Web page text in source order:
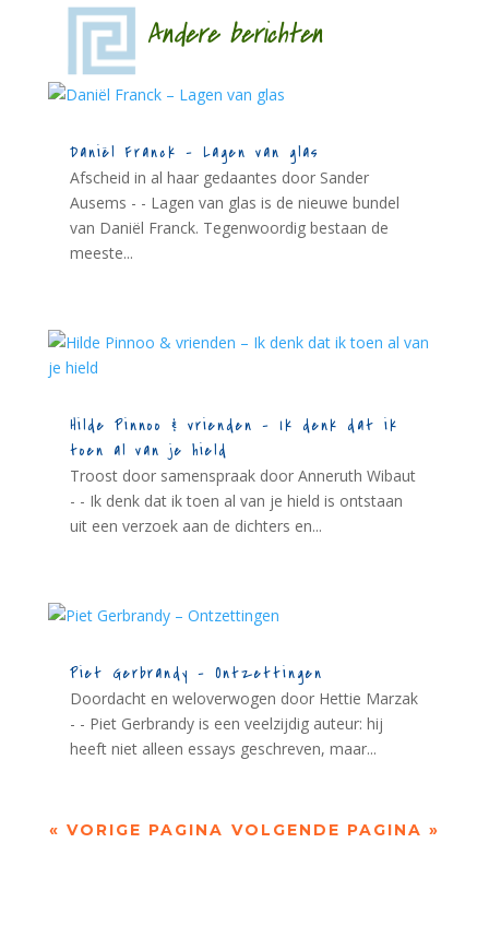
Andere berichten
Daniël Franck – Lagen van glas
Afscheid in al haar gedaantes door Sander
Ausems - - Lagen van glas is de nieuwe bundel
van Daniël Franck. Tegenwoordig bestaan de
meeste...
Hilde Pinnoo & vrienden – Ik denk dat ik
toen al van je hield
Troost door samenspraak door Anneruth Wibaut
- - Ik denk dat ik toen al van je hield is ontstaan
uit een verzoek aan de dichters en...
Piet Gerbrandy – Ontzettingen
Doordacht en weloverwogen door Hettie Marzak
- - Piet Gerbrandy is een veelzijdig auteur: hij
heeft niet alleen essays geschreven, maar...
« VORIGE PAGINA VOLGENDE PAGINA »